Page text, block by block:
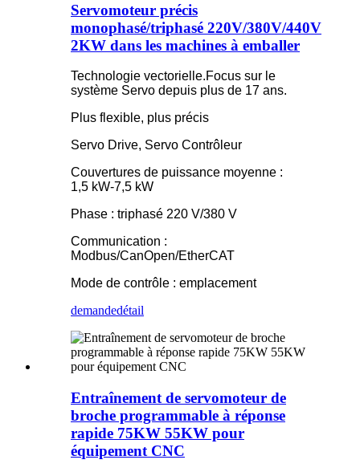
Servomoteur précis
monophasé/triphasé 220V/380V/440V
2KW dans les machines à emballer
Technologie vectorielle.Focus sur le
système Servo depuis plus de 17 ans.
Plus flexible, plus précis
Servo Drive, Servo Contrôleur
Couvertures de puissance moyenne :
1,5 kW-7,5 kW
Phase : triphasé 220 V/380 V
Communication :
Modbus/CanOpen/EtherCAT
Mode de contrôle : emplacement
demandedétail
Entraînement de servomoteur de
broche programmable à réponse
rapide 75KW 55KW pour
équipement CNC